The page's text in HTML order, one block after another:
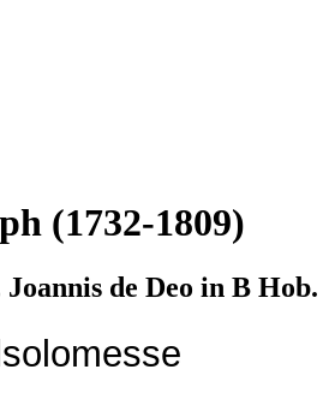
(1732-1809)
de Deo in B